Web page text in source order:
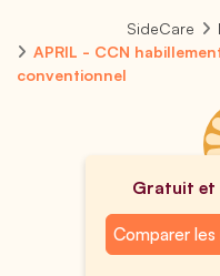
SideCare
APRIL - CCN
conventionnel
Gratuit et
Comparer